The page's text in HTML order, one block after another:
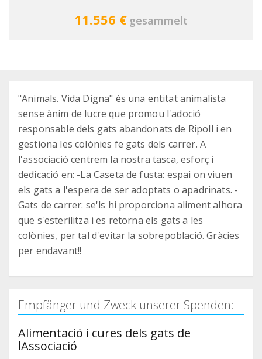
11.556 € gesammelt
"Animals. Vida Digna" és una entitat animalista
sense ànim de lucre que promou l'adoció
responsable dels gats abandonats de Ripoll i en
gestiona les colònies fe gats dels carrer. A
l'associació centrem la nostra tasca, esforç i
dedicació en: -La Caseta de fusta: espai on viuen
els gats a l'espera de ser adoptats o apadrinats. -
Gats de carrer: se'ls hi proporciona aliment alhora
que s'esterilitza i es retorna els gats a les
colònies, per tal d'evitar la sobrepoblació. Gràcies
per endavant!!
Empfänger und Zweck unserer Spenden:
Alimentació i cures dels gats de
lAssociació